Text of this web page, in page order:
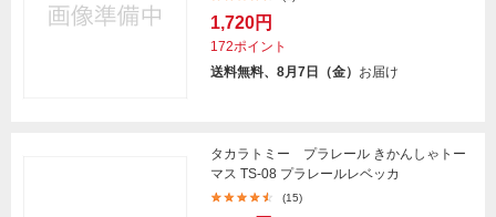
1,720円
172ポイント
送料無料、8月7日（金） お届け
タカラトミー プラレール きかんしゃトー
マス TS-08 プラレールレベッカ
(15)